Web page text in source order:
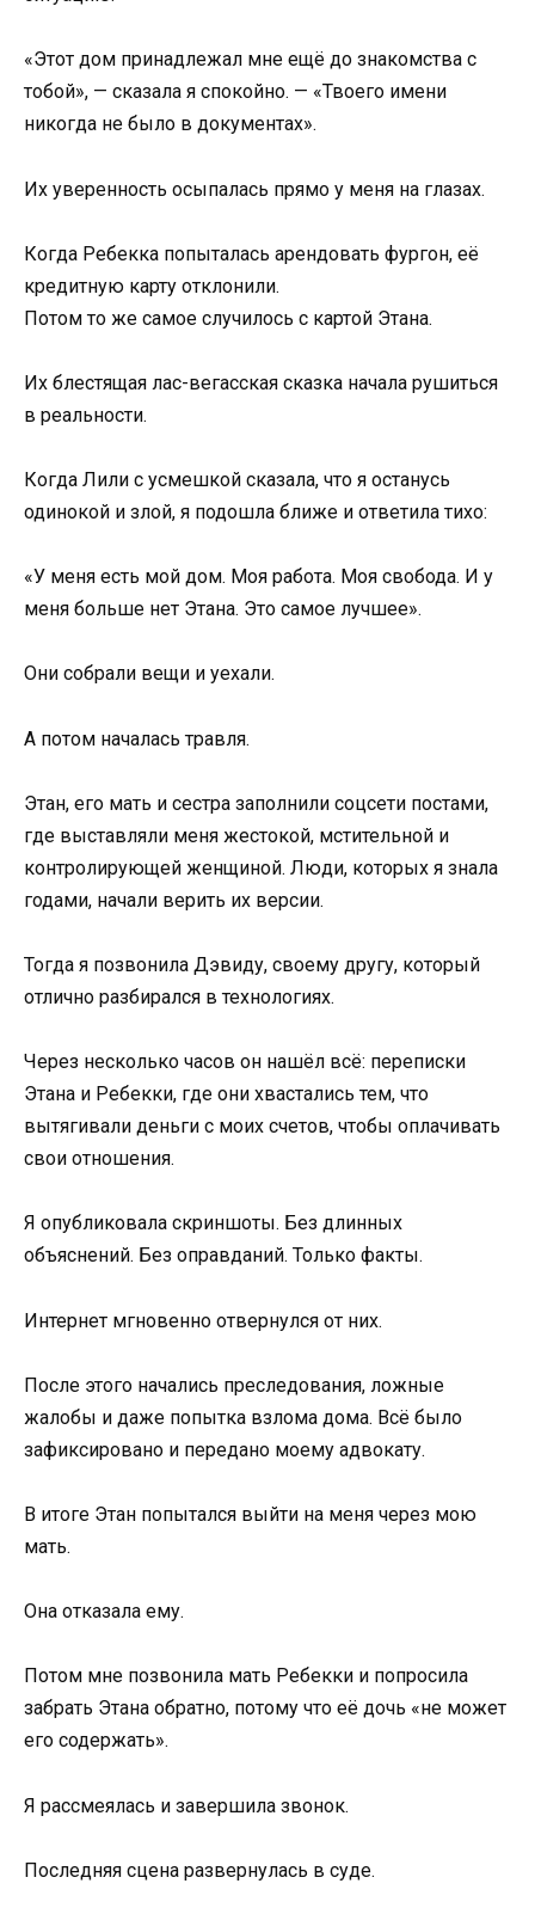
«Этот дом принадлежал мне ещё до знакомства с
тобой», — сказала я спокойно. — «Твоего имени
никогда не было в документах».
Их уверенность осыпалась прямо у меня на глазах.
Когда Ребекка попыталась арендовать фургон, её
кредитную карту отклонили.
Потом то же самое случилось с картой Этана.
Их блестящая лас-вегасская сказка начала рушиться
в реальности.
Когда Лили с усмешкой сказала, что я останусь
одинокой и злой, я подошла ближе и ответила тихо:
«У меня есть мой дом. Моя работа. Моя свобода. И у
меня больше нет Этана. Это самое лучшее».
Они собрали вещи и уехали.
А потом началась травля.
Этан, его мать и сестра заполнили соцсети постами,
где выставляли меня жестокой, мстительной и
контролирующей женщиной. Люди, которых я знала
годами, начали верить их версии.
Тогда я позвонила Дэвиду, своему другу, который
отлично разбирался в технологиях.
Через несколько часов он нашёл всё: переписки
Этана и Ребекки, где они хвастались тем, что
вытягивали деньги с моих счетов, чтобы оплачивать
свои отношения.
Я опубликовала скриншоты. Без длинных
объяснений. Без оправданий. Только факты.
Интернет мгновенно отвернулся от них.
После этого начались преследования, ложные
жалобы и даже попытка взлома дома. Всё было
зафиксировано и передано моему адвокату.
В итоге Этан попытался выйти на меня через мою
мать.
Она отказала ему.
Потом мне позвонила мать Ребекки и попросила
забрать Этана обратно, потому что её дочь «не может
его содержать».
Я рассмеялась и завершила звонок.
Последняя сцена развернулась в суде.